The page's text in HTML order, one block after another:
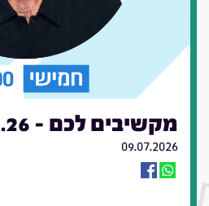
מקשיבים לכם - 09.07.26
09.07.2026